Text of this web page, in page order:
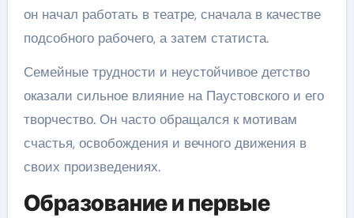
он начал работать в театре, сначала в качестве
подсобного рабочего, а затем статиста.
Семейные трудности и неустойчивое детство
оказали сильное влияние на Паустовского и его
творчество. Он часто обращался к мотивам
счастья, освобождения и вечного движения в
своих произведениях.
Образование и первые